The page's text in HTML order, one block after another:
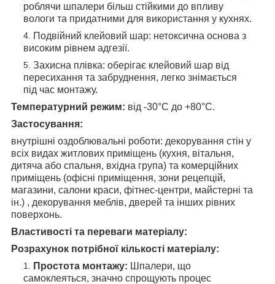
роблячи шпалери більш стійкими до впливу
вологи та придатними для використання у кухнях.
Подвійний клейовий шар: нетоксична основа з
високим рівнем адгезії.
Захисна плівка: оберігає клейовий шар від
пересихання та забруднення, легко знімається
під час монтажу.
Температурний режим: від -30°C до +80°C.
Застосування:
внутрішні оздоблювальні роботи: декорування стін у
всіх видах житлових приміщень (кухня, вітальня,
дитяча або спальня, вхідна група) та комерційних
приміщень (офісні приміщення, зони рецепцій,
магазини, салони краси, фітнес-центри, майстерні та
ін.) , декорування меблів, дверей та інших рівних
поверхонь.
Властивості та переваги матеріалу:
Розрахунок потрібної кількості матеріалу:
Простота монтажу: Шпалери, що
самоклеяться, значно спрощують процес